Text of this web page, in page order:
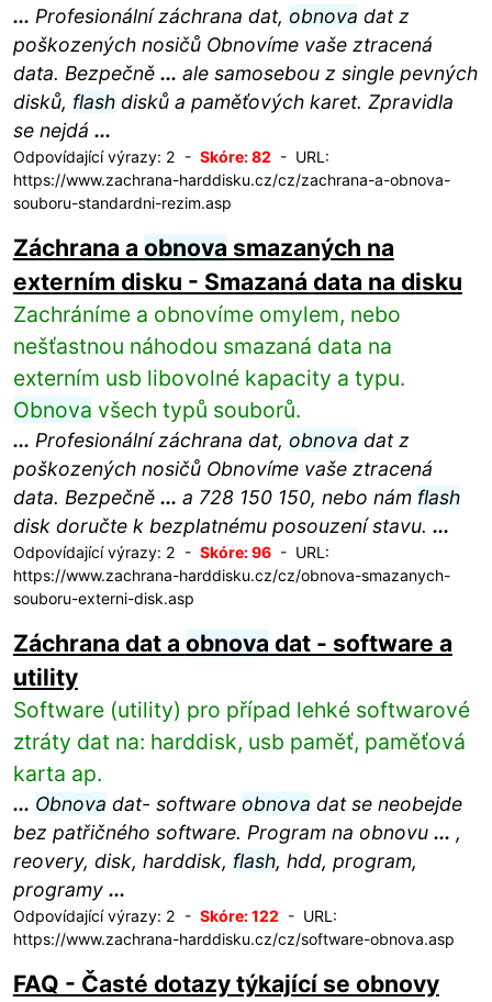
... Profesionální záchrana dat, obnova dat z
poškozených nosičů Obnovíme vaše ztracená
data. Bezpečně ... ale samosebou z single pevných
disků, flashdisků a paměťových karet. Zpravidla
se nejdá ...
Odpovídající výrazy: 2 - Skóre: 82- URL:
https://www.zachrana-harddisku.cz/cz/zachrana-a-obnova-
souboru-standardni-rezim.asp
Záchrana a obnova smazaných na
externím disku - Smazaná data na disku
Zachráníme a obnovíme omylem, nebo
nešťastnou náhodou smazaná data na
externím usb libovolné kapacity a typu.
Obnova všech typů souborů.
... Profesionální záchrana dat, obnova dat z
poškozených nosičů Obnovíme vaše ztracená
data. Bezpečně ... a 728 150 150, nebo nám flash
disk doručte k bezplatnému posouzení stavu. ...
Odpovídající výrazy: 2 - Skóre: 96- URL:
https://www.zachrana-harddisku.cz/cz/obnova-smazanych-
souboru-externi-disk.asp
Záchrana dat a obnova dat - software a
utility
Software (utility) pro případ lehké softwarové
ztráty dat na: harddisk, usb paměť, paměťová
karta ap.
... Obnova dat- software obnova dat se neobejde
bez patřičného software. Program na obnovu ... ,
reovery, disk, harddisk, flash, hdd, program,
programy ...
Odpovídající výrazy: 2 - Skóre: 122- URL:
https://www.zachrana-harddisku.cz/cz/software-obnova.asp
FAQ - Časté dotazy týkající se obnovy